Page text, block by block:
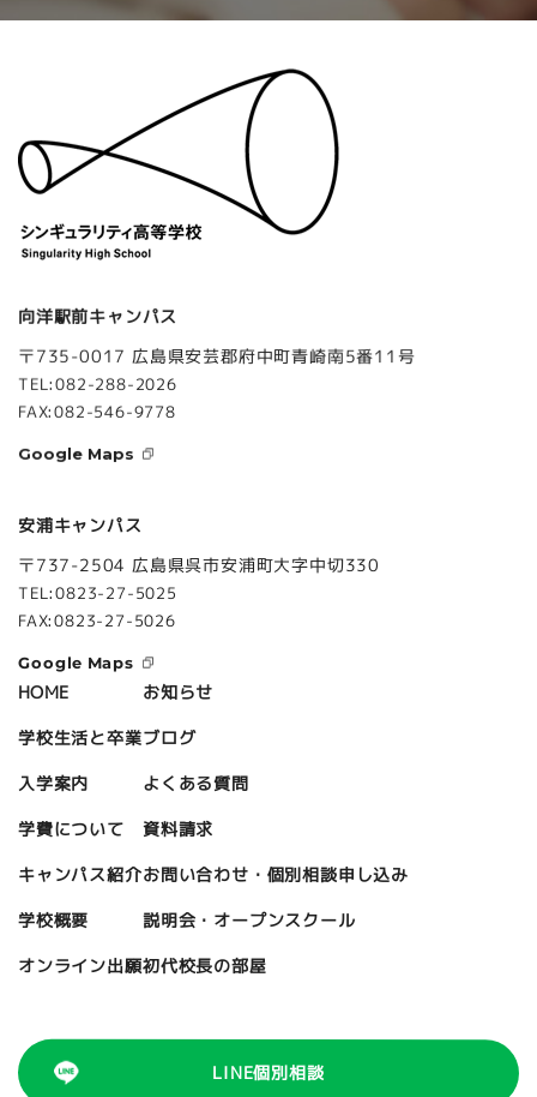
向洋駅前キャンパス
〒735-0017 広島県安芸郡府中町青崎南5番11号
TEL:082-288-2026
FAX:082-546-9778
Google Maps
安浦キャンパス
〒737-2504 広島県呉市安浦町大字中切330
TEL:0823-27-5025
FAX:0823-27-5026
Google Maps
HOME
学校生活と卒業
入学案内
学費について
キャンパス紹介
学校概要
オンライン出願
お知らせ
ブログ
よくある質問
資料請求
お問い合わせ・個別相談申し込み
説明会・オープンスクール
初代校長の部屋
LINE個別相談